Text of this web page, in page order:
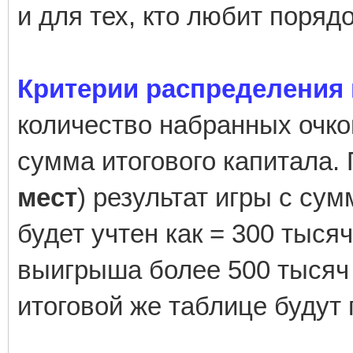
и для тех, кто любит
Критерии распределения
количество набранных
сумма итогового
мест) результат игры с
будет учтен как = 300
выигрыша более 500 тысяч
итоговой же таблице